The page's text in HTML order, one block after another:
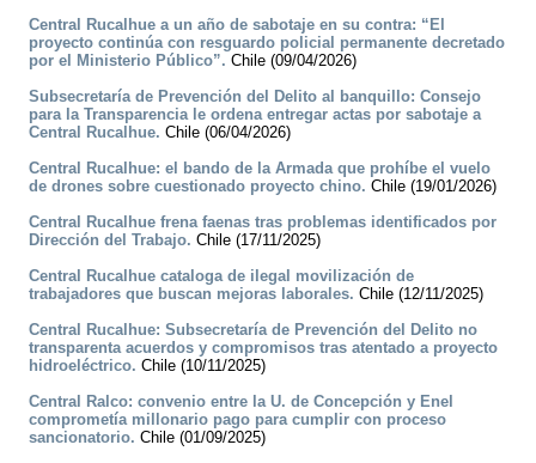
Central Rucalhue a un año de sabotaje en su contra: “El
proyecto continúa con resguardo policial permanente decretado
por el Ministerio Público”. Chile (09/04/2026)
Subsecretaría de Prevención del Delito al banquillo: Consejo
para la Transparencia le ordena entregar actas por sabotaje a
Central Rucalhue. Chile (06/04/2026)
Central Rucalhue: el bando de la Armada que prohíbe el vuelo
de drones sobre cuestionado proyecto chino. Chile (19/01/2026)
Central Rucalhue frena faenas tras problemas identificados por
Dirección del Trabajo. Chile (17/11/2025)
Central Rucalhue cataloga de ilegal movilización de
trabajadores que buscan mejoras laborales. Chile (12/11/2025)
Central Rucalhue: Subsecretaría de Prevención del Delito no
transparenta acuerdos y compromisos tras atentado a proyecto
hidroeléctrico. Chile (10/11/2025)
Central Ralco: convenio entre la U. de Concepción y Enel
comprometía millonario pago para cumplir con proceso
sancionatorio. Chile (01/09/2025)